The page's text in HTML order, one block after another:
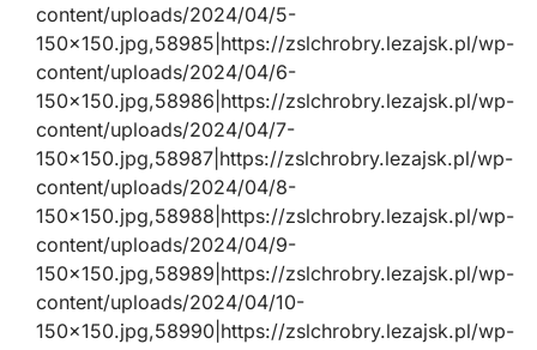
content/uploads/2024/04/5-
150×150.jpg,58985|https://zslchrobry.lezajsk.pl/wp-
content/uploads/2024/04/6-
150×150.jpg,58986|https://zslchrobry.lezajsk.pl/wp-
content/uploads/2024/04/7-
150×150.jpg,58987|https://zslchrobry.lezajsk.pl/wp-
content/uploads/2024/04/8-
150×150.jpg,58988|https://zslchrobry.lezajsk.pl/wp-
content/uploads/2024/04/9-
150×150.jpg,58989|https://zslchrobry.lezajsk.pl/wp-
content/uploads/2024/04/10-
150×150.jpg,58990|https://zslchrobry.lezajsk.pl/wp-